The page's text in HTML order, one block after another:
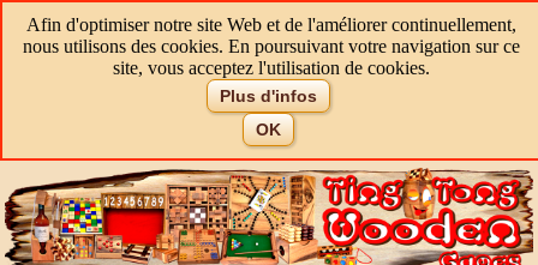
Afin d'optimiser notre site Web et de l'améliorer continuellement,
nous utilisons des cookies. En poursuivant votre navigation sur ce
site, vous acceptez l'utilisation de cookies.
Plus d'infos
OK